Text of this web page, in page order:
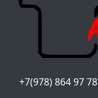
+7(978) 864 97 78